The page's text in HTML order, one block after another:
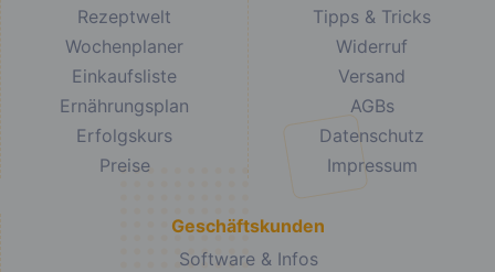
Rezeptwelt
Wochenplaner
Einkaufsliste
Ernährungsplan
Erfolgskurs
Preise
Tipps & Tricks
Widerruf
Versand
AGBs
Datenschutz
Impressum
Geschäftskunden
Software & Infos